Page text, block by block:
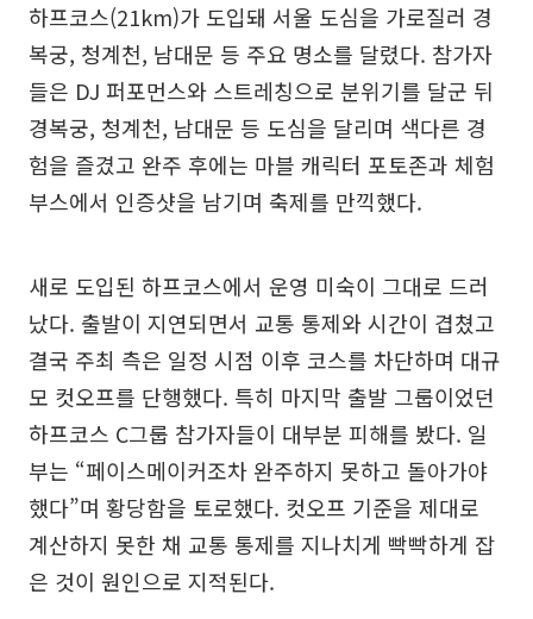
하프코스(21km)가 도입돼 서울 도심을 가로질러 경
복궁, 청계천, 남대문 등 주요 명소를 달렸다. 참가자
들은 DJ 퍼포먼스와 스트레칭으로 분위기를 달군 뒤
경복궁, 청계천, 남대문 등 도심을 달리며 색다른 경
험을 즐겼고 완주 후에는 마블 캐릭터 포토존과 체험
부스에서 인증샷을 남기며 축제를 만끽했다.
새로 도입된 하프코스에서 운영 미숙이 그대로 드러
났다. 출발이 지연되면서 교통 통제와 시간이 겹쳤고
결국 주최 측은 일정 시점 이후 코스를 차단하며 대규
모 컷오프를 단행했다. 특히 마지막 출발 그룹이었던
하프코스 C그룹 참가자들이 대부분 피해를 봤다. 일
부는 “페이스메이커조차 완주하지 못하고 돌아가야
했다”며 황당함을 토로했다. 컷오프 기준을 제대로
계산하지 못한 채 교통 통제를 지나치게 빡빡하게 잡
은 것이 원인으로 지적된다.